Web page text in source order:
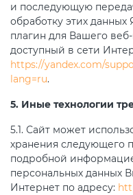
и последующую
обработку этих данных
плагин для Вашего
доступный в сети
https://yandex.com/
lang=ru.
5. Иные технологии
5.1. Сайт может
хранения следующего
подробной
персональных данных
Интернет по адресу: